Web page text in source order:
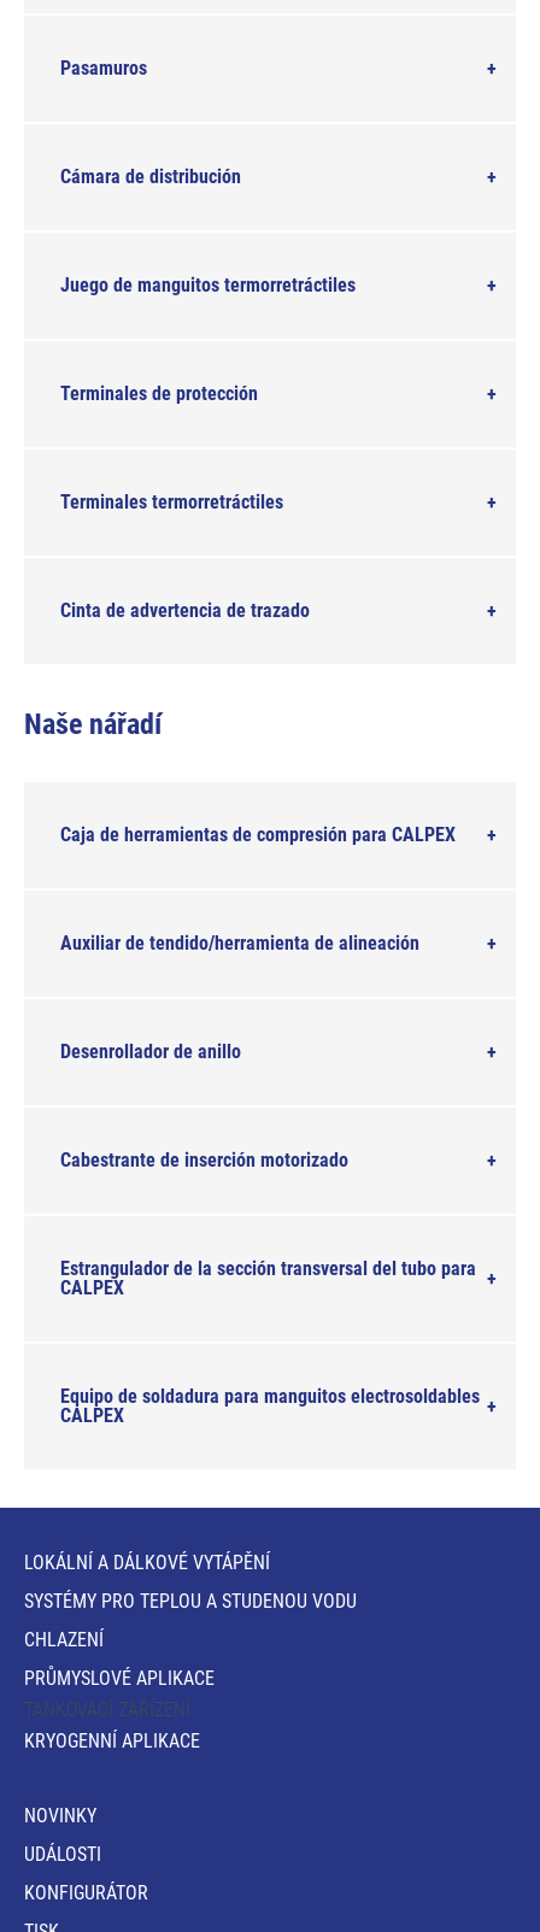
Pasamuros
Cámara de distribución
Juego de manguitos termorretráctiles
Terminales de protección
Terminales termorretráctiles
Cinta de advertencia de trazado
Naše nářadí
Caja de herramientas de compresión para CALPEX
Auxiliar de tendido/herramienta de alineación
Desenrollador de anillo
Cabestrante de inserción motorizado
Estrangulador de la sección transversal del tubo para
CALPEX
Equipo de soldadura para manguitos electrosoldables
CALPEX
LOKÁLNÍ A DÁLKOVÉ VYTÁPĚNÍ
SYSTÉMY PRO TEPLOU A STUDENOU VODU
CHLAZENÍ
PRŮMYSLOVÉ APLIKACE
TANKOVACÍ ZAŘÍZENÍ
KRYOGENNÍ APLIKACE
NOVINKY
UDÁLOSTI
KONFIGURÁTOR